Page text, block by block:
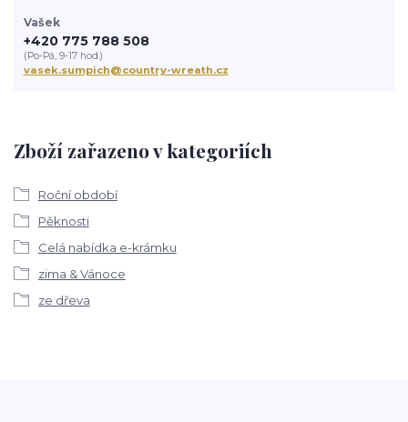
Zboží zařazeno v kategoriích
Roční období
Pěknosti
Celá nabídka e-krámku
zima & Vánoce
ze dřeva
Vašek
+420 775 788 508
(Po-Pá, 9-17 hod.)
vasek.sumpich@country-wreath.cz